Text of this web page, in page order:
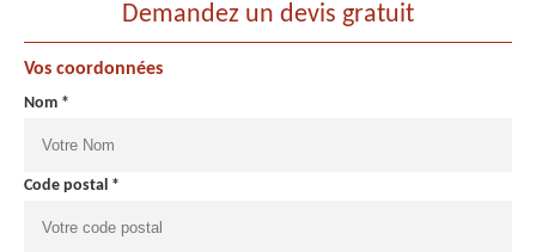
Demandez un devis gratuit
Vos coordonnées
Nom *
Code postal *